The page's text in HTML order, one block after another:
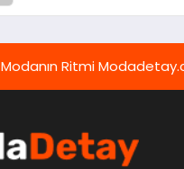
Modanın Ritmi